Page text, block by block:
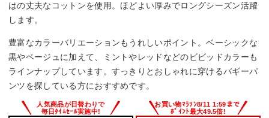
はの丈夫なコットンを使用。ほどよい厚みでロングシーズン活躍
します。
豊富なカラーバリエーションもうれしいポイント。ベーシックな
黒やベージュに加えて、ミントやレッドなどのビビッドカラーも
ラインナップしています。すっきりとおしゃれに穿けるバギーパ
ンツを探している方におすすめです。